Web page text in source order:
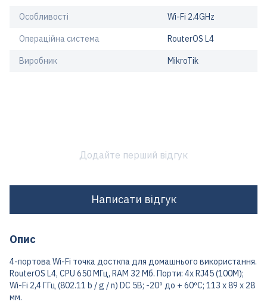
Особливості Wi-Fi 2.4GHz
Операційна система RouterOS L4
Виробник MikroTik
Додайте перший відгук
Написати відгук
Опис
4-портова Wi-Fi точка досткпа для домашнього використання.
RouterOS L4, CPU 650 МГц, RAM 32 Мб. Порти: 4x RJ45 (100M);
Wi-Fi 2,4 ГГц (802.11 b / g / n) DC 5В; -20º до + 60ºC; 113 х 89 х 28
мм.